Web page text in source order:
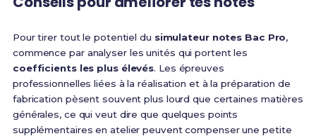
Pour tirer tout le potentiel du simulateur notes Bac Pro,
commence par analyser les unités qui portent les
coefficients les plus élevés. Les épreuves
professionnelles liées à la réalisation et à la préparation de
fabrication pèsent souvent plus lourd que certaines matières
générales, ce qui veut dire que quelques points
supplémentaires en atelier peuvent compenser une petite